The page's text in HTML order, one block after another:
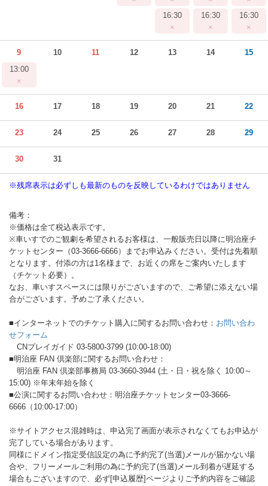
16:30
×
16:30
×
16:30
×
9
13:00
×
10 11 12 13 14 15
16 17 18 19 20 21 22
23 24 25 26 27 28 29
30 31
※残席表示は必ずしも最新のものを反映しているわけではありません
備考：
※価格は全て税込表示です。
※車いすでのご観劇を希望されるお客様は、一般販売日以降に明治座チ
ケットセンター（03-3666-6666）までお申込みください。受付は先着順
となります。付添の方は1名様まで、お近くの席をご案内いたします
（チケット必要）。
なお、車いすスペースには限りがございますので、ご希望に添えない場
合がございます。予めご了承ください。
■インターネットでのチケット購入に関するお問い合わせ： お問い合わ
せフォーム
CNプレイガイド 03-5800-3799 (10:00-18:00)
■明治座 FAN 倶楽部に関するお問い合わせ：
明治座 FAN 倶楽部事務局 03-3660-3944 (土・日・祝を除く 10:00～
15:00) ※年末年始を除く
■公演に関するお問い合わせ：明治座チケットセンター03-3666-
6666（10:00-17:00）
※サイトアクセス混雑時は、申込完了画面が表示されなくてもお申込が
完了している場合があります。
同様にドメイン指定受信設定の為に予約完了(当選)メールが届かない場
合や、フリーメールご利用の為に予約完了(当選)メール到着が遅延する
場合もございますので、必ず[申込履歴]ページよりご予約内容をご確認